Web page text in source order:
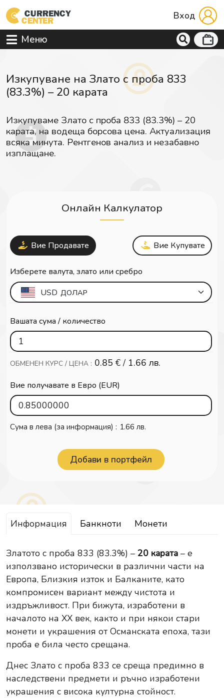
Вход
Меню
Изкупуване на Злато с проба 833
(83.3%) – 20 карата
Изкупуваме Злато с проба 833 (83.3%) – 20
карата, на водеща борсова цена. Актуализация
всяка минута. Рентгенов анализ и незабавно
изплащане.
Онлайн Калкулатор
Вие Продавате Вие Купувате
Изберете валута, злато или сребро
USD ДОЛАР
Вашата сума / количество
ОБМЕНЕН КУРС / ЦЕНА : 0.85 € / 1.66 лв.
Вие получавате в Евро (EUR)
Сума в лева (за информация) : 1.66 лв.
Информация Банкноти Монети
Златото с проба 833 (83.3%) – 20 карата – е
използвано исторически в различни части на
Европа, Близкия изток и Балканите, като
компромисен вариант между чистота и
издръжливост. При бижута, изработени в
началото на XX век, както и при някои стари
монети и украшения от Османската епоха, тази
проба е била често срещана.
Днес Злато с проба 833 се среща предимно в
наследствени предмети и ръчно изработени
украшения с висока културна стойност.